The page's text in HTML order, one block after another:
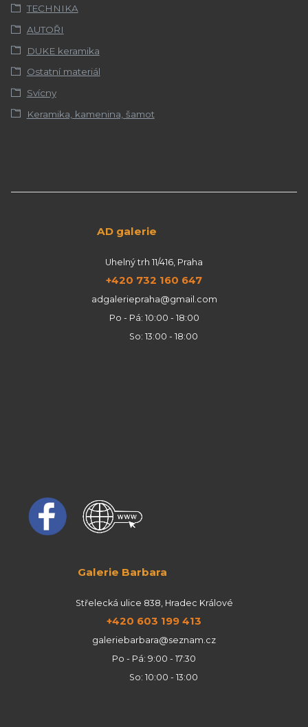
TECHNIKA
AUTOŘI
DUKE keramika
Ostatní materiál
Svícny
Keramika, kamenina, šamot
AD galerie
Uhelný trh 11/416, Praha
+420 732 160 647
adgaleriepraha@gmail.com
Po - Pá: 10:00 - 18:00
So: 13:00 - 18:00
Galerie Barbara
Střelecká ulice 838, Hradec Králové
+420 603 199 413
galeriebarbara@seznam.cz
Po - Pá: 9:00 - 17:30
So: 10:00 - 13:00